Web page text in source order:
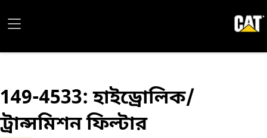
149-4533: হাইড্রোলিক/
ট্রান্সমিশন ফিল্টার